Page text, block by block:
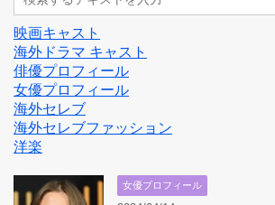
映画キャスト
海外ドラマ キャスト
俳優プロフィール
女優プロフィール
海外セレブ
海外セレブファッション
洋楽
女優プロフィール